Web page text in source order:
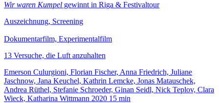
Wir waren Kumpel gewinnt in Riga & Festivaltour
Auszeichnung, Screening
Dokumentarfilm, Experimentalfilm
13 Versuche, die Luft anzuhalten
Emerson Culurgioni, Florian Fischer, Anna Friedrich, Juliane
Jaschnow, Jana Keuchel, Kathrin Lemcke, Jonas Matauschek,
Andrea Rüthel, Stefanie Schroeder, Ginan Seidl, Nick Teplov, Clara
Wieck, Katharina Wittmann 2020 15 min